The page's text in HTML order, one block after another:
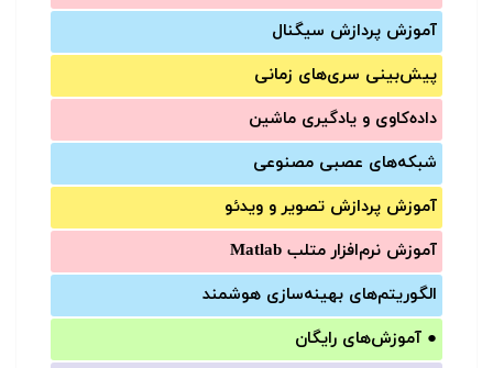
آموزش‌ پردازش سیگنال
پیش‌‌بینی سری‌‌های زمانی
داده‌کاوی و یادگیری ماشین
شبکه‌های عصبی مصنوعی
آموزش‌ پردازش تصویر و ویدئو
آموزش‌ نرم‌افزار متلب Matlab
الگوریتم‌های بهینه‌سازی هوشمند
● آموزش‌های رایگان